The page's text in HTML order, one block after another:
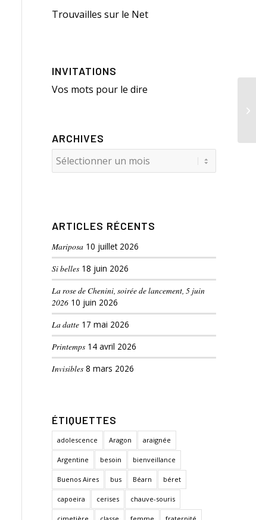
Trouvailles sur le Net
INVITATIONS
Vos mots pour le dire
ARCHIVES
ARTICLES RÉCENTS
Mariposa 10 juillet 2026
Si belles 18 juin 2026
La rose de Chenini, soirée de lancement, 5 juin
2026 10 juin 2026
La datte 17 mai 2026
Printemps 14 avril 2026
Invisibles 8 mars 2026
ÉTIQUETTES
adolescence Aragon araignée
Argentine besoin bienveillance
Buenos Aires bus Béarn béret
capoeira cerises chauve-souris